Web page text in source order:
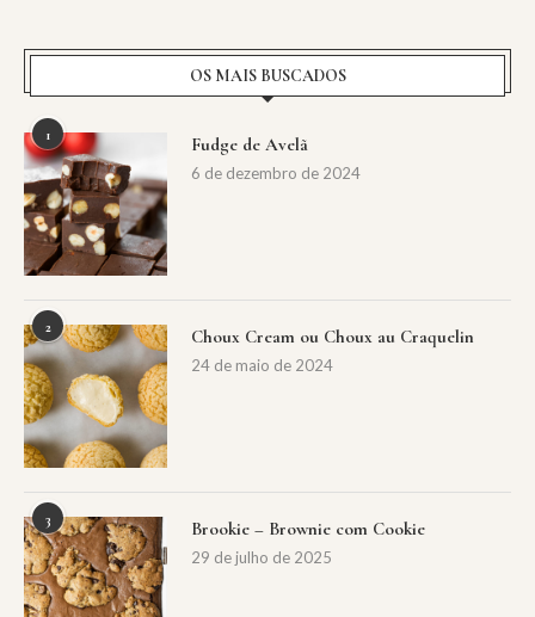
OS MAIS BUSCADOS
1 Fudge de Avelã
6 de dezembro de 2024
2 Choux Cream ou Choux au Craquelin
24 de maio de 2024
3 Brookie – Brownie com Cookie
29 de julho de 2025